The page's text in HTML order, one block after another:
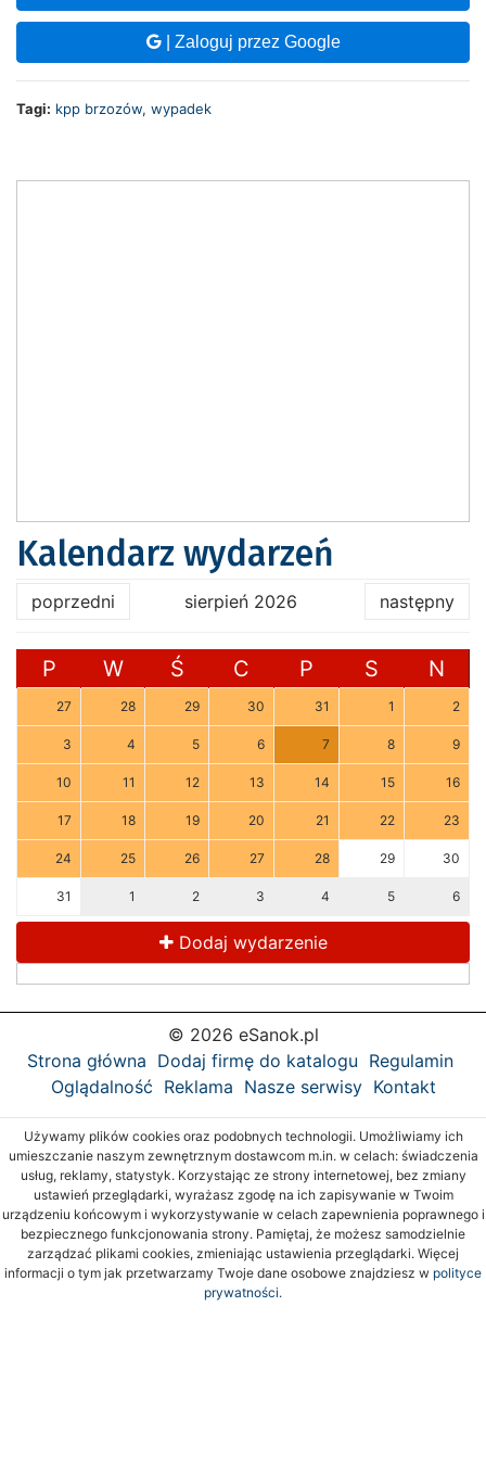
| Zaloguj przez Google
Tagi: kpp brzozów, wypadek
Kalendarz wydarzeń
poprzedni sierpień 2026 następny
P W Ś C P S N
27 28 29 30 31 1 2
3 4 5 6 7 8 9
10 11 12 13 14 15 16
17 18 19 20 21 22 23
24 25 26 27 28 29 30
31 1 2 3 4 5 6
Dodaj wydarzenie
© 2026 eSanok.pl
Strona główna Dodaj firmę do katalogu Regulamin
Oglądalność Reklama Nasze serwisy Kontakt
Używamy plików cookies oraz podobnych technologii. Umożliwiamy ich
umieszczanie naszym zewnętrznym dostawcom m.in. w celach: świadczenia
usług, reklamy, statystyk. Korzystając ze strony internetowej, bez zmiany
ustawień przeglądarki, wyrażasz zgodę na ich zapisywanie w Twoim
urządzeniu końcowym i wykorzystywanie w celach zapewnienia poprawnego i
bezpiecznego funkcjonowania strony. Pamiętaj, że możesz samodzielnie
zarządzać plikami cookies, zmieniając ustawienia przeglądarki. Więcej
informacji o tym jak przetwarzamy Twoje dane osobowe znajdziesz w polityce
prywatności.